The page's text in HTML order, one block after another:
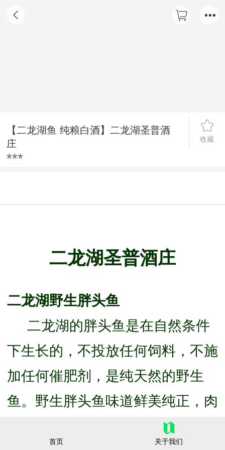
【二龙湖鱼 纯粮白酒】二龙湖圣普酒
庄
收藏
***
二龙湖圣普酒庄
二龙湖野生胖头鱼
二龙湖的胖头鱼是在自然条件
下生长的，不投放任何饲料，不施
加任何催肥剂，是纯天然的野生
鱼。野生胖头鱼味道鲜美纯正，肉
质细嫩，个大体肥，肥而不腻，在
首页 关于我们